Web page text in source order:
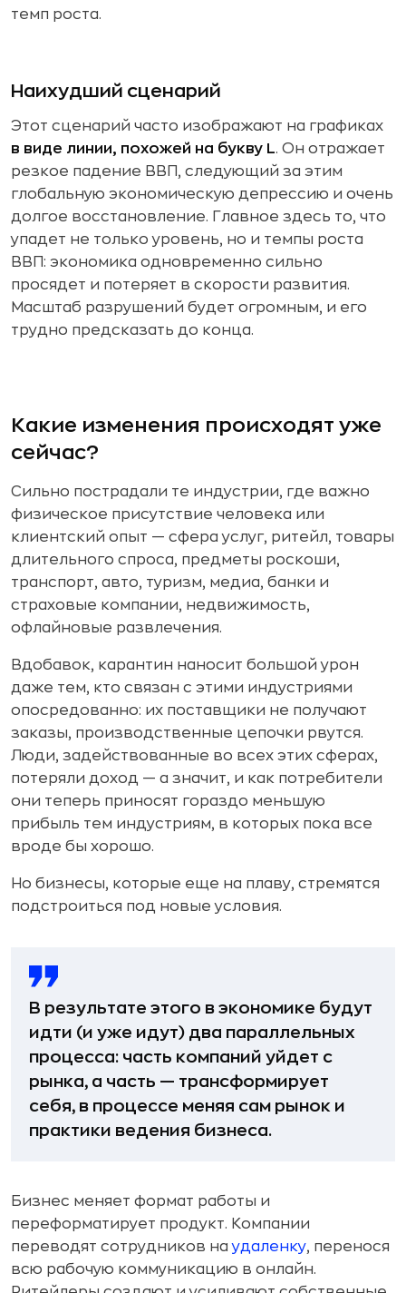
темп роста.
Наихудший сценарий
Этот сценарий часто изображают на графиках
в виде линии, похожей на букву L. Он отражает
резкое падение ВВП, следующий за этим
глобальную экономическую депрессию и очень
долгое восстановление. Главное здесь то, что
упадет не только уровень, но и темпы роста
ВВП: экономика одновременно сильно
просядет и потеряет в скорости развития.
Масштаб разрушений будет огромным, и его
трудно предсказать до конца.
Какие изменения происходят уже
сейчас?
Сильно пострадали те индустрии, где важно
физическое присутствие человека или
клиентский опыт — сфера услуг, ритейл, товары
длительного спроса, предметы роскоши,
транспорт, авто, туризм, медиа, банки и
страховые компании, недвижимость,
офлайновые развлечения.
Вдобавок, карантин наносит большой урон
даже тем, кто связан с этими индустриями
опосредованно: их поставщики не получают
заказы, производственные цепочки рвутся.
Люди, задействованные во всех этих сферах,
потеряли доход — а значит, и как потребители
они теперь приносят гораздо меньшую
прибыль тем индустриям, в которых пока все
вроде бы хорошо.
Но бизнесы, которые еще на плаву, стремятся
подстроиться под новые условия.
В результате этого в экономике будут
идти (и уже идут) два параллельных
процесса: часть компаний уйдет с
рынка, а часть — трансформирует
себя, в процессе меняя сам рынок и
практики ведения бизнеса.
Бизнес меняет формат работы и
переформатирует продукт. Компании
переводят сотрудников наудаленку, перенося
всю рабочую коммуникацию в онлайн.